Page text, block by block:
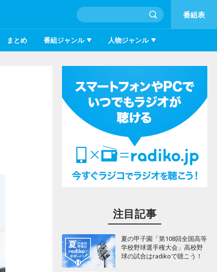
番組表
まとめ 番組ジャンル 人物ジャンル
注目記事
夏の甲子園「第108回全国高等
学校野球選手権大会」高校野
球の試合はradikoで聴こう！